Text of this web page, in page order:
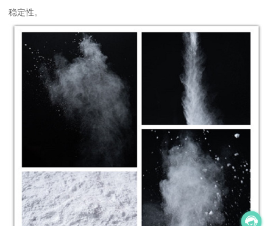
稳定性。